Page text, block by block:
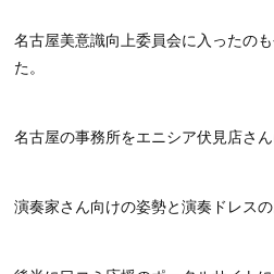
名古屋美意識向上委員会に入ったの
た。
名古屋の事務所をエニシア伏見店さ
演奏家さん向けの姿勢と演奏ドレス